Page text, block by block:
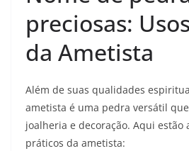
preciosas:
da Ametista
Além de suas qualidades
ametista é uma pedra versátil
joalheria e decoração. Aqui estão
práticos da ametista: